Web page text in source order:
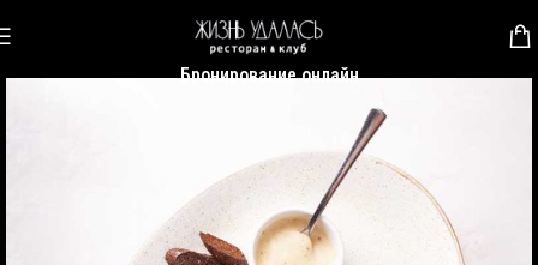
Бронирование онлайн